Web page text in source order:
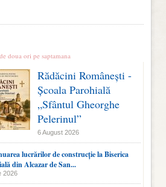
doua ori pe saptamana
Rădăcini Românești -
Școala Parohială
„Sfântul Gheorghe
Pelerinul”
6 August 2026
lucrărilor de construcție la Biserica
din Alcazar de San...
2026